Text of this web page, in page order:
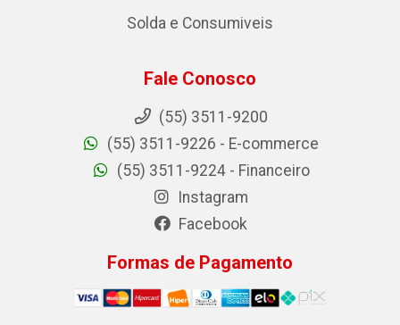
Solda e Consumiveis
Fale Conosco
(55) 3511-9200
(55) 3511-9226 - E-commerce
(55) 3511-9224 - Financeiro
Instagram
Facebook
Formas de Pagamento